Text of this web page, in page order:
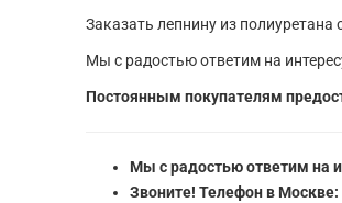
Заказать лепнину из
Мы с радостью ответим на
Постоянным покупателям
Мы с радостью ответим на
Звоните! Телефон в